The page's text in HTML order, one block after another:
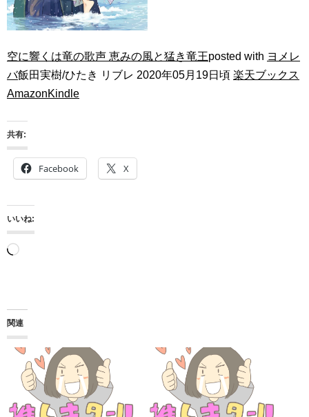
空に響くは竜の歌声 恵みの風と猛き竜王posted with ヨメレ
バ飯田実樹/ひたき リブレ 2020年05月19日頃 楽天ブックス
AmazonKindle
共有:
Facebook X
いいね:
読
み
中…
関連